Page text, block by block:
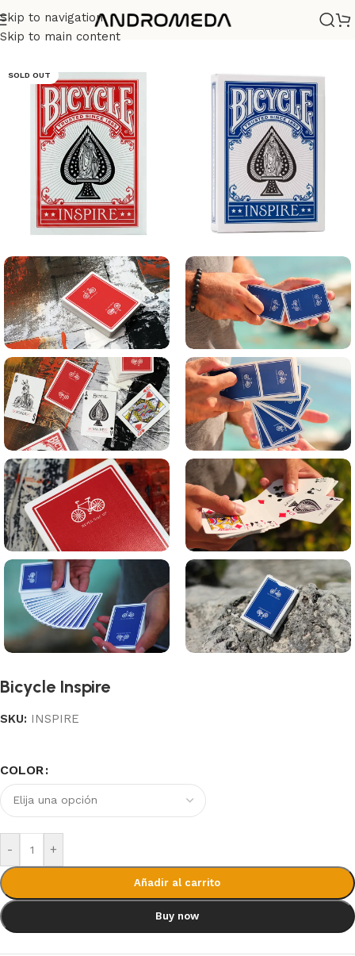
Skip to navigation
Skip to main content
Casa/ Barajas/Diseño
SOLD OUT
Bicycle Inspire
SKU: INSPIRE
COLOR
- +
Añadir al carrito
Buy now